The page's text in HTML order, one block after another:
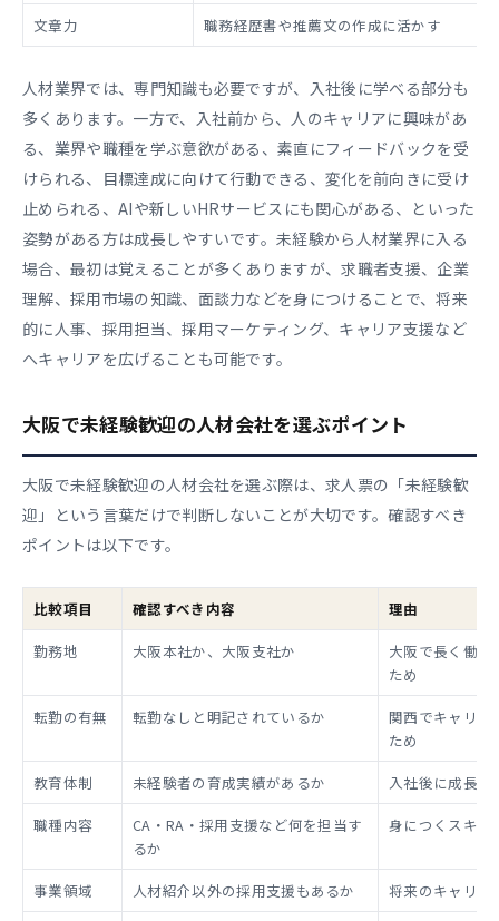
文章力
職務経歴書や推薦文の作成に活かす
人材業界では、専門知識も必要ですが、入社後に学べる部分も
多くあります。一方で、入社前から、人のキャリアに興味があ
る、業界や職種を学ぶ意欲がある、素直にフィードバックを受
けられる、目標達成に向けて行動できる、変化を前向きに受け
止められる、AIや新しいHRサービスにも関心がある、といった
姿勢がある方は成長しやすいです。未経験から人材業界に入る
場合、最初は覚えることが多くありますが、求職者支援、企業
理解、採用市場の知識、面談力などを身につけることで、将来
的に人事、採用担当、採用マーケティング、キャリア支援など
へキャリアを広げることも可能です。
大阪で未経験歓迎の人材会社を選ぶポイント
大阪で未経験歓迎の人材会社を選ぶ際は、求人票の「未経験歓
迎」という言葉だけで判断しないことが大切です。確認すべき
ポイントは以下です。
比較項目 確認すべき内容
理由
勤務地
大阪本社か、大阪支社か
大阪で長く働け
ため
転勤の有無
転勤なしと明記されているか
関西でキャリア
ため
教育体制
未経験者の育成実績があるか
入社後に成長し
職種内容
CA・RA・採用支援など何を担当す
るか
身につくスキル
事業領域 人材紹介以外の採用支援もあるか
将来のキャリア